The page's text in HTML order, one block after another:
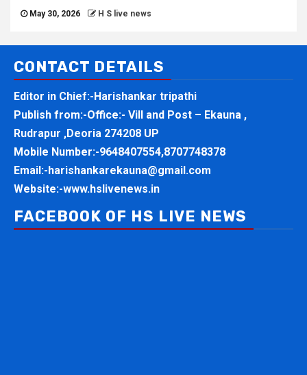
May 30, 2026 H S live news
CONTACT DETAILS
Editor in Chief:-Harishankar tripathi
Publish from:-Office:- Vill and Post – Ekauna ,
Rudrapur ,Deoria 274208 UP
Mobile Number:-9648407554,8707748378
Email:-harishankarekauna@gmail.com
Website:-www.hslivenews.in
FACEBOOK OF HS LIVE NEWS